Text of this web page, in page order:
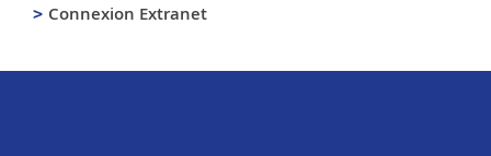
Connexion Extranet